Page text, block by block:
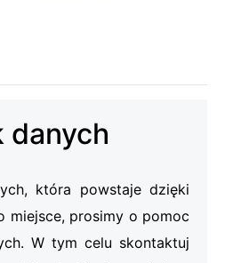
danych
która powstaje dzięki
miejsce, prosimy o pomoc
W tym celu skontaktuj